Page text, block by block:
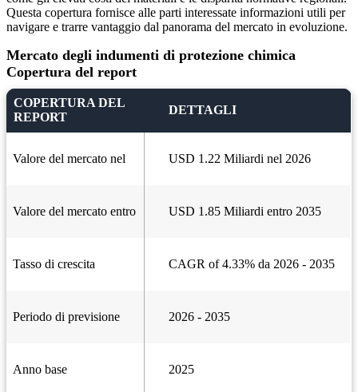
Questa copertura fornisce alle parti interessate informazioni utili per
navigare e trarre vantaggio dal panorama del mercato in evoluzione.
Mercato degli indumenti di protezione chimica
Copertura del report
COPERTURA DEL
REPORT
DETTAGLI
Valore del mercato nel USD 1.22 Miliardi nel 2026
Valore del mercato entro USD 1.85 Miliardi entro 2035
Tasso di crescita CAGR of 4.33% da 2026 - 2035
Periodo di previsione 2026 - 2035
Anno base 2025